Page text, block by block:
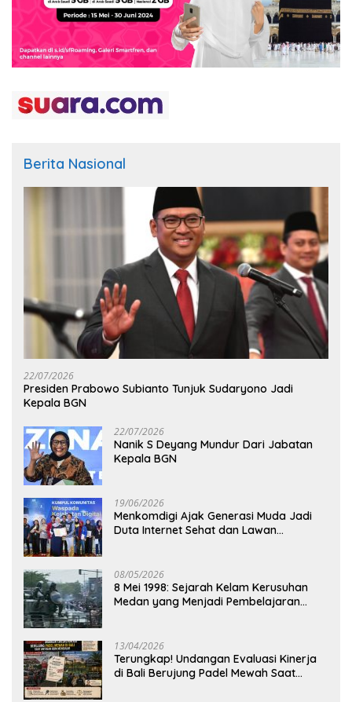
Berita Nasional
22/07/2026
Presiden Prabowo Subianto Tunjuk Sudaryono Jadi
Kepala BGN
22/07/2026
Nanik S Deyang Mundur Dari Jabatan
Kepala BGN
19/06/2026
Menkomdigi Ajak Generasi Muda Jadi
Duta Internet Sehat dan Lawan
08/05/2026
8 Mei 1998: Sejarah Kelam Kerusuhan
Medan yang Menjadi Pembelajaran
13/04/2026
Terungkap! Undangan Evaluasi Kinerja
di Bali Berujung Padel Mewah Saat